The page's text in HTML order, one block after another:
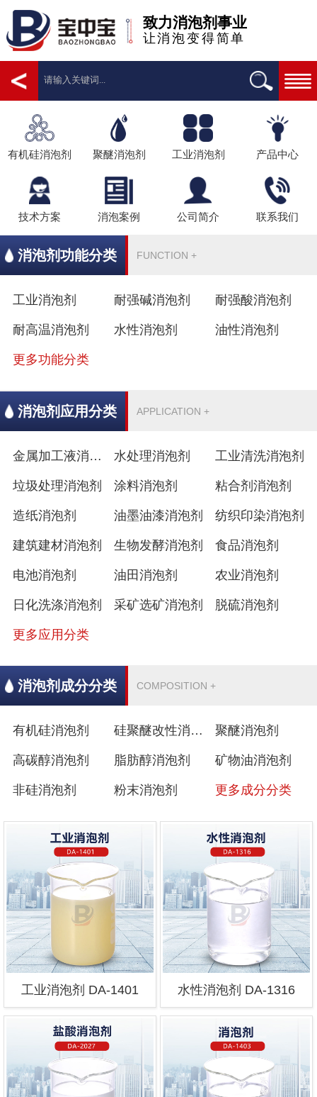
致力消泡剂事业
让消泡变得简单
有机硅消泡剂 聚醚消泡剂 工业消泡剂 产品中心
技术方案 消泡案例 公司简介 联系我们
消泡剂功能分类 FUNCTION +
工业消泡剂 耐强碱消泡剂 耐强酸消泡剂
耐高温消泡剂 水性消泡剂 油性消泡剂
更多功能分类
消泡剂应用分类 APPLICATION +
金属加工液消泡剂 水处理消泡剂 工业清洗消泡剂
垃圾处理消泡剂 涂料消泡剂 粘合剂消泡剂
造纸消泡剂 油墨油漆消泡剂 纺织印染消泡剂
建筑建材消泡剂 生物发酵消泡剂 食品消泡剂
电池消泡剂 油田消泡剂 农业消泡剂
日化洗涤消泡剂 采矿选矿消泡剂 脱硫消泡剂
更多应用分类
消泡剂成分分类 COMPOSITION +
有机硅消泡剂 硅聚醚改性消泡剂 聚醚消泡剂
高碳醇消泡剂 脂肪醇消泡剂 矿物油消泡剂
非硅消泡剂 粉末消泡剂 更多成分分类
工业消泡剂 DA-1401 水性消泡剂 DA-1316